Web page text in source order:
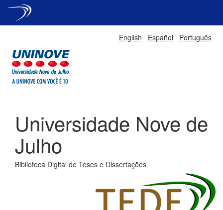
English Español Português
Universidade Nove de
Julho
Biblioteca Digital de Teses e Dissertações